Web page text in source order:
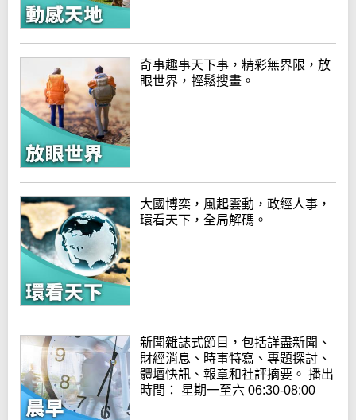
奇事趣事天下事，精彩無界限，放
眼世界，輕鬆搜畫。
大國博奕，風起雲動，政經人事，
環看天下，全局解碼。
新聞雜誌式節目，包括詳盡新聞、
財經消息、時事特寫、專題探討、
體壇快訊、報章和社評摘要。 播出
時間： 星期一至六 06:30-08:00